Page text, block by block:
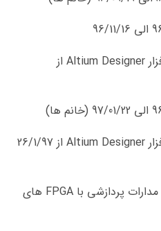
دوره طراحی مدار چاپی با نرم افزار Altium Designer از
دوره طراحی مدار چاپی با نرم افزار Altium Designer از 26/1/97
دوره طراحی کنترلر، اینترفیس و مدارات پردازشی با FPGA های